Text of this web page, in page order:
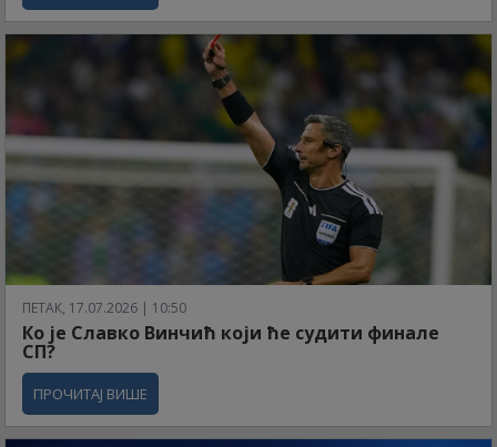
ПЕТАК, 17.07.2026 | 10:50
Ко је Славко Винчић који ће судити финале
СП?
ПРОЧИТАЈ ВИШЕ